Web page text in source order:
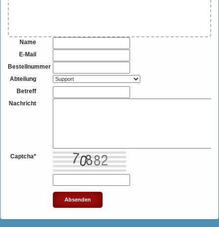
Name
E-Mail
Bestellnummer
Abteilung
Betreff
Nachricht
Captcha*